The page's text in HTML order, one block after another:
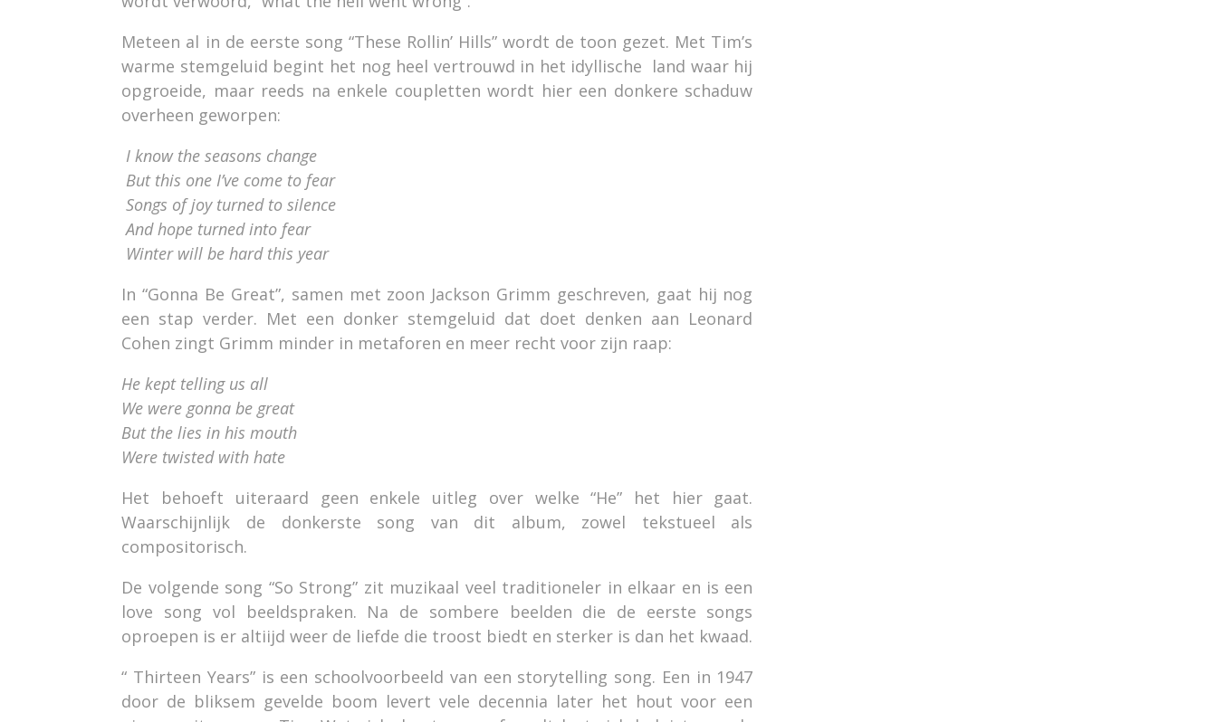
Meteen al in de eerste song “These Rollin’ Hills” wordt de toon gezet. Met Tim’s
warme stemgeluid begint het nog heel vertrouwd in het idyllische land waar hij
opgroeide, maar reeds na enkele coupletten wordt hier een donkere schaduw
overheen geworpen:
I know the seasons change
But this one I’ve come to fear
Songs of joy turned to silence
And hope turned into fear
Winter will be hard this year
In “Gonna Be Great”, samen met zoon Jackson Grimm geschreven, gaat hij nog
een stap verder. Met een donker stemgeluid dat doet denken aan Leonard
Cohen zingt Grimm minder in metaforen en meer recht voor zijn raap:
He kept telling us all
We were gonna be great
But the lies in his mouth
Were twisted with hate
Het behoeft uiteraard geen enkele uitleg over welke “He” het hier gaat.
Waarschijnlijk de donkerste song van dit album, zowel tekstueel als
compositorisch.
De volgende song “So Strong” zit muzikaal veel traditioneler in elkaar en is een
love song vol beeldspraken. Na de sombere beelden die de eerste songs
oproepen is er altiijd weer de liefde die troost biedt en sterker is dan het kwaad.
“ Thirteen Years” is een schoolvoorbeeld van een storytelling song. Een in 1947
door de bliksem gevelde boom levert vele decennia later het hout voor een